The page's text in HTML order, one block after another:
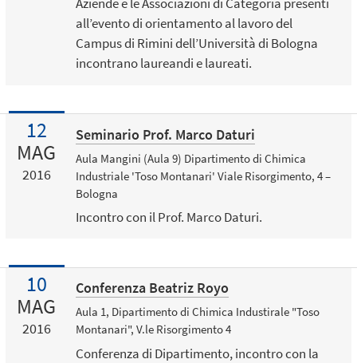
Aziende e le Associazioni di Categoria presenti
all’evento di orientamento al lavoro del
Campus di Rimini dell’Università di Bologna
incontrano laureandi e laureati.
12
MAG
2016
Seminario Prof. Marco Daturi
Aula Mangini (Aula 9) Dipartimento di Chimica
Industriale 'Toso Montanari' Viale Risorgimento, 4 –
Bologna
Incontro con il Prof. Marco Daturi.
10
MAG
2016
Conferenza Beatriz Royo
Aula 1, Dipartimento di Chimica Industirale "Toso
Montanari", V.le Risorgimento 4
Conferenza di Dipartimento, incontro con la